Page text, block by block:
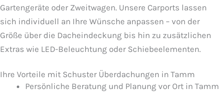
Gartengeräte oder Zweitwagen. Unsere Carports lassen
sich individuell an Ihre Wünsche anpassen – von der
Größe über die Dacheindeckung bis hin zu zusätzlichen
Extras wie LED-Beleuchtung oder Schiebeelementen.
Ihre Vorteile mit Schuster Überdachungen in Tamm
Persönliche Beratung und Planung vor Ort in Tamm